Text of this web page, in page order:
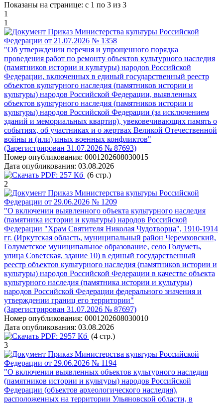
Показаны на странице: с 1 по 3 из 3
1
1
Приказ Министерства культуры Российской
Федерации от 21.07.2026 № 1358
"Об утверждении перечня и упрощенного порядка
проведения работ по ремонту объектов культурного наследия
(памятников истории и культуры) народов Российской
Федерации, включенных в единый государственный реестр
объектов культурного наследия (памятников истории и
культуры) народов Российской Федерации, выявленных
объектов культурного наследия (памятников истории и
культуры) народов Российской Федерации (за исключением
зданий и мемориальных квартир), увековечивающих память о
событиях, об участниках и о жертвах Великой Отечественной
войны и (или) иных военных конфликтов"
(Зарегистрирован 31.07.2026 № 87693)
Номер опубликования: 0001202608030015
Дата опубликования: 03.08.2026
PDF: 257 Кб (6 стр.)
2
Приказ Министерства культуры Российской
Федерации от 29.06.2026 № 1209
"О включении выявленного объекта культурного наследия
(памятника истории и культуры) народов Российской
Федерации "Храм Святителя Николая Чудотворца", 1910-1914
гг. (Иркутская область, муниципальный район Черемховский,
Голуметское муниципальное образование‚ село Голуметь,
улица Советская, здание 10) в единый государственный
реестр объектов культурного наследия (памятников истории и
культуры) народов Российской Федерации в качестве объекта
культурного наследия (памятника истории и культуры)
народов Российской Федерации федерального значения и
утверждении границ его территории"
(Зарегистрирован 31.07.2026 № 87697)
Номер опубликования: 0001202608030010
Дата опубликования: 03.08.2026
PDF: 2957 Кб (4 стр.)
3
Приказ Министерства культуры Российской
Федерации от 29.06.2026 № 1194
"О включении выявленных объектов культурного наследия
(памятников истории и культуры) народов Российской
Федерации (объектов археологического наследия),
расположенных на территории Ульяновской области, в